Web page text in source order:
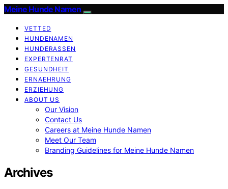
Meine Hunde Namen
VETTED
HUNDENAMEN
HUNDERASSEN
EXPERTENRAT
GESUNDHEIT
ERNAEHRUNG
ERZIEHUNG
ABOUT US
Our Vision
Contact Us
Careers at Meine Hunde Namen
Meet Our Team
Branding Guidelines for Meine Hunde Namen
Archives